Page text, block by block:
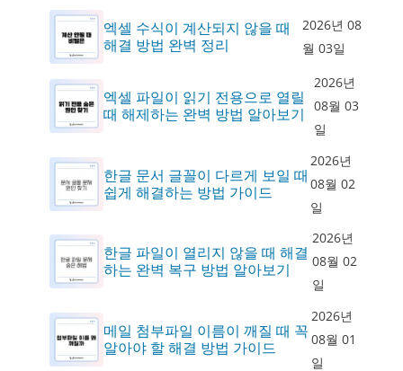
엑셀 수식이 계산되지 않을 때
해결 방법 완벽 정리
2026년 08
월 03일
엑셀 파일이 읽기 전용으로 열릴
때 해제하는 완벽 방법 알아보기
2026년
08월 03
일
한글 문서 글꼴이 다르게 보일 때
쉽게 해결하는 방법 가이드
2026년
08월 02
일
한글 파일이 열리지 않을 때 해결
하는 완벽 복구 방법 알아보기
2026년
08월 02
일
메일 첨부파일 이름이 깨질 때 꼭
알아야 할 해결 방법 가이드
2026년
08월 01
일